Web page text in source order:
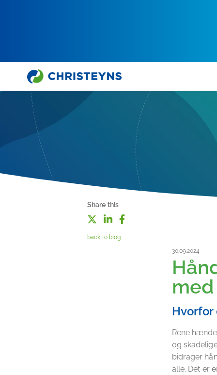
Share this
back to blog
30.09.2024
Rene
og
bidrager
alle. Det er